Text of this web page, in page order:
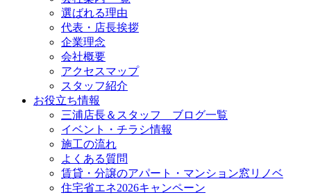
選ばれる理由
代表・店長挨拶
企業理念
会社概要
アクセスマップ
スタッフ紹介
お役立ち情報
三浦店長＆スタッフ ブログ一覧
イベント・チラシ情報
施工の流れ
よくある質問
賃貸・分譲のアパート・マンション窓リノベ
住宅省エネ2026キャンペーン